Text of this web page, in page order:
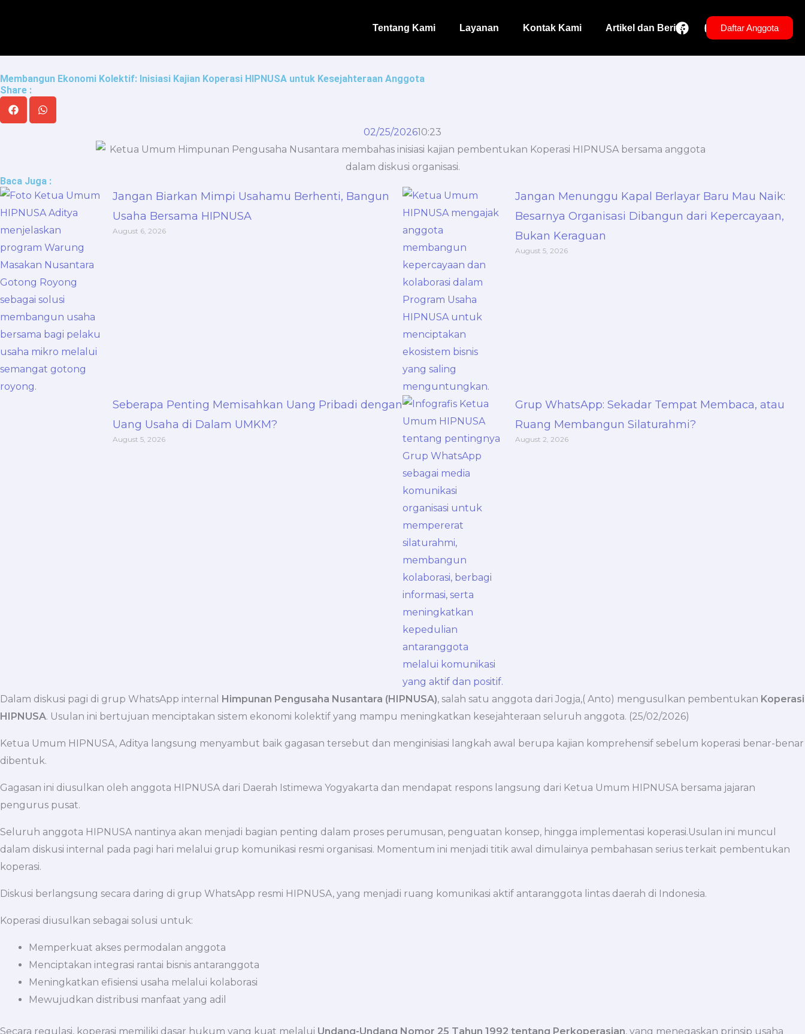
Tentang Kami Layanan Kontak Kami Artikel dan BeritaF
a
e
Y
t
Daftar Anggota
Membangun Ekonomi Kolektif: Inisiasi Kajian Koperasi HIPNUSA untuk Kesejahteraan Anggota
Share :
02/25/202610:23
Baca Juga :
Jangan Biarkan Mimpi Usahamu Berhenti, Bangun
Usaha Bersama HIPNUSA
August 6, 2026
Jangan Menunggu Kapal Berlayar Baru Mau Naik:
Besarnya Organisasi Dibangun dari Kepercayaan,
Bukan Keraguan
August 5, 2026
Seberapa Penting Memisahkan Uang Pribadi dengan
Uang Usaha di Dalam UMKM?
August 5, 2026
Grup WhatsApp: Sekadar Tempat Membaca, atau
Ruang Membangun Silaturahmi?
August 2, 2026
Dalam diskusi pagi di grup WhatsApp internal Himpunan Pengusaha Nusantara (HIPNUSA), salah satu anggota dari Jogja,( Anto) mengusulkan pembentukan Koperasi
HIPNUSA. Usulan ini bertujuan menciptakan sistem ekonomi kolektif yang mampu meningkatkan kesejahteraan seluruh anggota. (25/02/2026)
Ketua Umum HIPNUSA, Aditya langsung menyambut baik gagasan tersebut dan menginisiasi langkah awal berupa kajian komprehensif sebelum koperasi benar-benar
dibentuk.
Gagasan ini diusulkan oleh anggota HIPNUSA dari Daerah Istimewa Yogyakarta dan mendapat respons langsung dari Ketua Umum HIPNUSA bersama jajaran
pengurus pusat.
Seluruh anggota HIPNUSA nantinya akan menjadi bagian penting dalam proses perumusan, penguatan konsep, hingga implementasi koperasi.Usulan ini muncul
dalam diskusi internal pada pagi hari melalui grup komunikasi resmi organisasi. Momentum ini menjadi titik awal dimulainya pembahasan serius terkait pembentukan
koperasi.
Diskusi berlangsung secara daring di grup WhatsApp resmi HIPNUSA, yang menjadi ruang komunikasi aktif antaranggota lintas daerah di Indonesia.
Koperasi diusulkan sebagai solusi untuk:
Memperkuat akses permodalan anggota
Menciptakan integrasi rantai bisnis antaranggota
Meningkatkan efisiensi usaha melalui kolaborasi
Mewujudkan distribusi manfaat yang adil
Secara regulasi, koperasi memiliki dasar hukum yang kuat melalui Undang-Undang Nomor 25 Tahun 1992 tentang Perkoperasian, yang menegaskan prinsip usaha